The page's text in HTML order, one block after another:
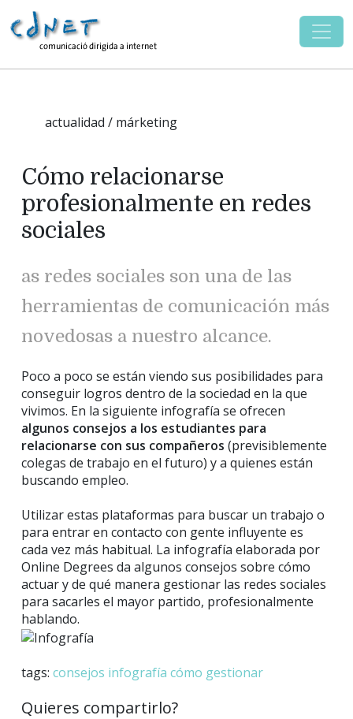
actualidad / márketing
Cómo relacionarse
profesionalmente en redes
sociales
as redes sociales son una de las
herramientas de comunicación más
novedosas a nuestro alcance.
Poco a poco se están viendo sus posibilidades para
conseguir logros dentro de la sociedad en la que
vivimos. En la siguiente infografía se ofrecen
algunos consejos a los estudiantes para
relacionarse con sus compañeros (previsiblemente
colegas de trabajo en el futuro) y a quienes están
buscando empleo.
Utilizar estas plataformas para buscar un trabajo o
para entrar en contacto con gente influyente es
cada vez más habitual. La infografía elaborada por
Online Degrees da algunos consejos sobre cómo
actuar y de qué manera gestionar las redes sociales
para sacarles el mayor partido, profesionalmente
hablando.
tags: consejos infografía cómo gestionar
Quieres compartirlo?